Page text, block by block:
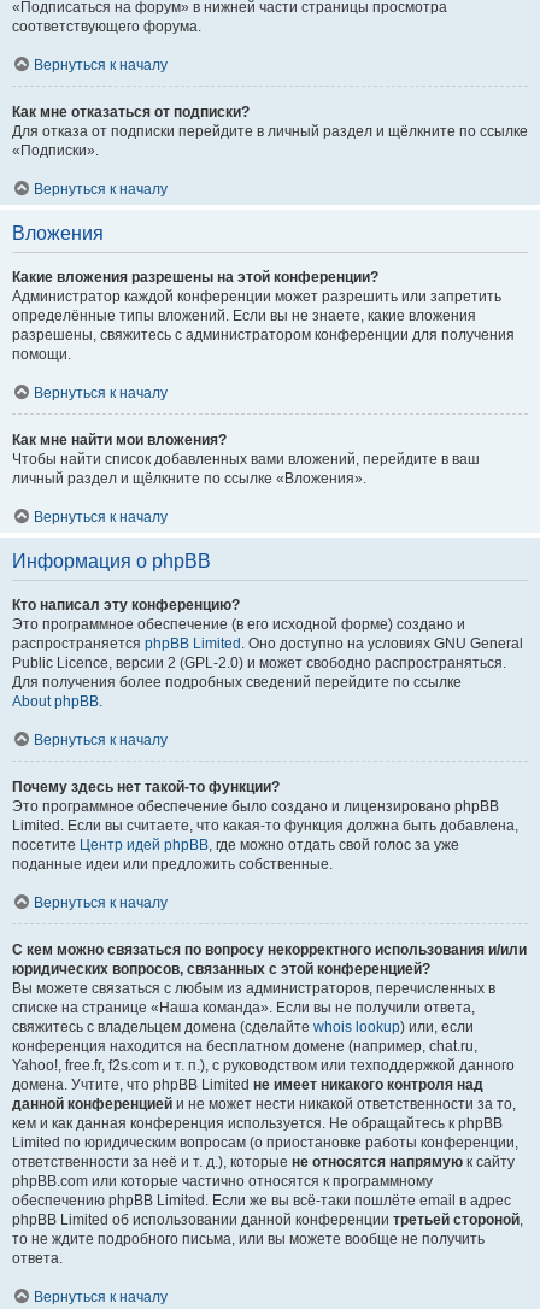
«Подписаться на форум» в нижней части страницы просмотра
соответствующего форума.
Вернуться к началу
Как мне отказаться от подписки?
Для отказа от подписки перейдите в личный раздел и щёлкните по ссылке
«Подписки».
Вернуться к началу
Вложения
Какие вложения разрешены на этой конференции?
Администратор каждой конференции может разрешить или запретить
определённые типы вложений. Если вы не знаете, какие вложения
разрешены, свяжитесь с администратором конференции для получения
помощи.
Вернуться к началу
Как мне найти мои вложения?
Чтобы найти список добавленных вами вложений, перейдите в ваш
личный раздел и щёлкните по ссылке «Вложения».
Вернуться к началу
Информация о phpBB
Кто написал эту конференцию?
Это программное обеспечение (в его исходной форме) создано и
распространяется phpBB Limited . Оно доступно на условиях GNU General
Public Licence, версии 2 (GPL-2.0) и может свободно распространяться.
Для получения более подробных сведений перейдите по ссылке
About phpBB.
Вернуться к началу
Почему здесь нет такой-то функции?
Это программное обеспечение было создано и лицензировано phpBB
Limited. Если вы считаете, что какая-то функция должна быть добавлена,
посетите Центр идей phpBB, где можно отдать свой голос за уже
поданные идеи или предложить собственные.
Вернуться к началу
С кем можно связаться по вопросу некорректного использования и/или
юридических вопросов, связанных с этой конференцией?
Вы можете связаться с любым из администраторов, перечисленных в
списке на странице «Наша команда». Если вы не получили ответа,
свяжитесь с владельцем домена (сделайте whois lookup) или, если
конференция находится на бесплатном домене (например, chat.ru,
Yahoo!, free.fr, f2s.com и т. п.), с руководством или техподдержкой данного
домена. Учтите, что phpBB Limited не имеет никакого контроля над
данной конференцией и не может нести никакой ответственности за то,
кем и как данная конференция используется. Не обращайтесь к phpBB
Limited по юридическим вопросам (о приостановке работы конференции,
ответственности за неё и т. д.), которые не относятся напрямую к сайту
phpBB.com или которые частично относятся к программному
обеспечению phpBB Limited. Если же вы всё-таки пошлёте email в адрес
phpBB Limited об использовании данной конференции третьей стороной,
то не ждите подробного письма, или вы можете вообще не получить
ответа.
Вернуться к началу